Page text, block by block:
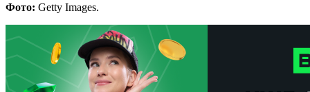
Фото: Getty Images.